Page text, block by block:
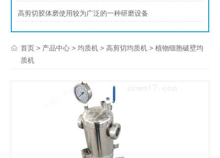
高剪切胶体磨使用较为广泛的一种研磨设备
首页 > 产品中心 >均质机 >高剪切均质机 > 植物细胞破壁均
质机